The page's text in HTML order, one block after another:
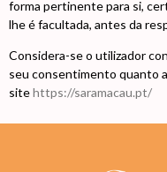
forma pertinente para si,
lhe é facultada, antes da
Considera-se o utilizador
seu consentimento quanto
sitehttps://saramacau.pt/